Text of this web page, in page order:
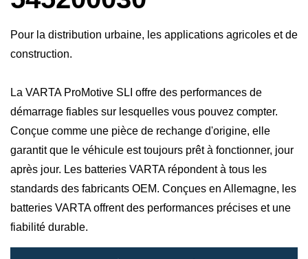
Pour la distribution urbaine, les applications agricoles et de
construction.
La VARTA ProMotive SLI offre des performances de
démarrage fiables sur lesquelles vous pouvez compter.
Conçue comme une pièce de rechange d'origine, elle
garantit que le véhicule est toujours prêt à fonctionner, jour
après jour. Les batteries VARTA répondent à tous les
standards des fabricants OEM. Conçues en Allemagne, les
batteries VARTA offrent des performances précises et une
fiabilité durable.